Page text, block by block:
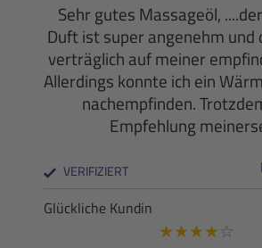
Sehr gutes Massageöl,
Duft ist super angenehm und
verträglich auf meiner
Allerdings konnte ich ein
nachempfinden.
Empfehlung
VERIFIZIERT
Glückliche Kundin
★★★★ ☆